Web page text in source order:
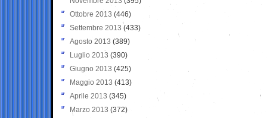
Ottobre 2013 (446)
Settembre 2013 (433)
Agosto 2013 (389)
Luglio 2013 (390)
Giugno 2013 (425)
Maggio 2013 (413)
Aprile 2013 (345)
Marzo 2013 (372)